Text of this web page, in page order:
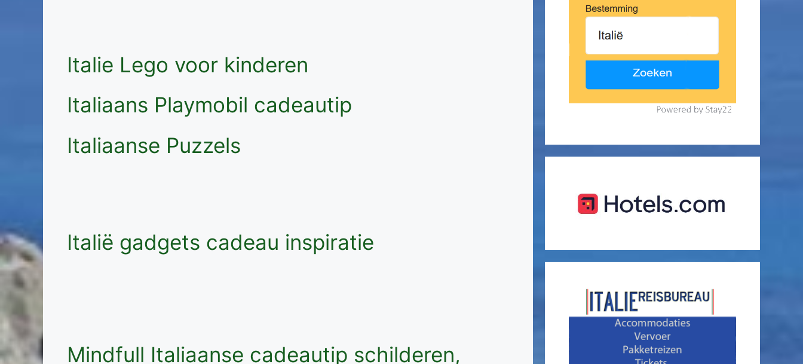
Italie Lego voor kinderen
Italiaans Playmobil cadeautip
Italiaanse Puzzels
Italië gadgets cadeau inspiratie
Mindfull Italiaanse cadeautip schilderen,